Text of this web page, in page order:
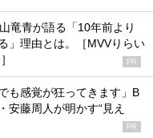
竜青が語る「10年前より
」理由とは。［MVVりらい
PR
も感覚が狂ってきます」B
安藤周人が明かす“見え
PR